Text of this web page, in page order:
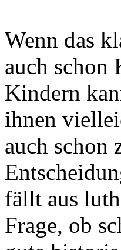
Wenn das
auch schon
Kindern
ihnen
auch schon
fällt aus
Frage, ob